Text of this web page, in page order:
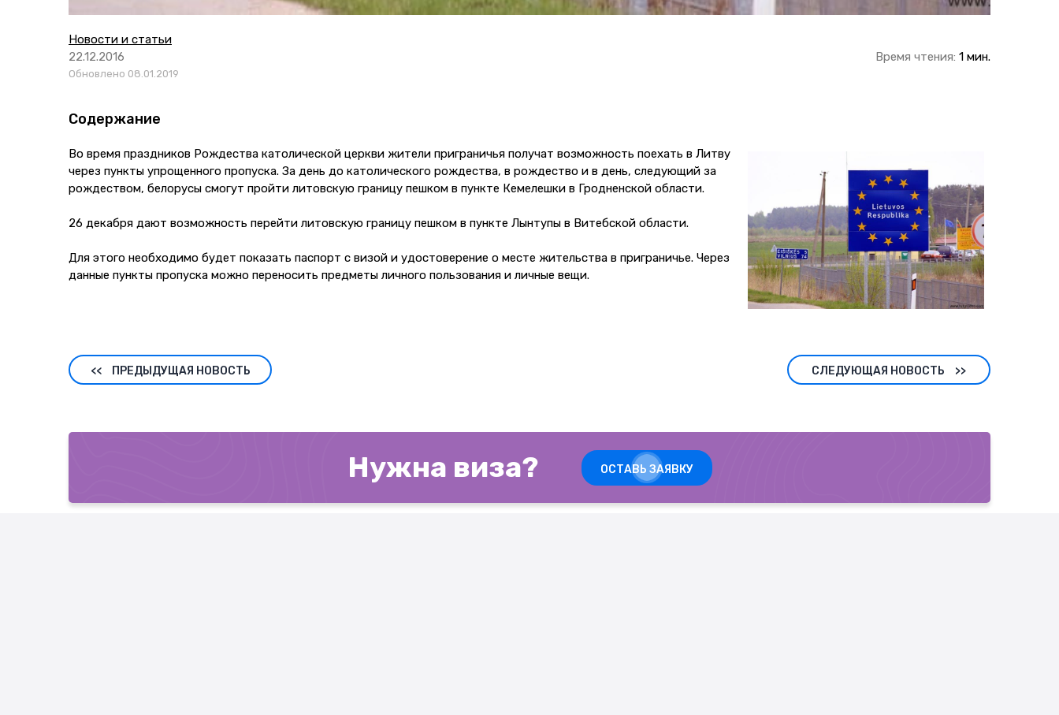
Новости и статьи
22.12.2016
Обновлено 08.01.2019
Время чтения: 1 мин.
Содержание
Во время праздников Рождества католической церкви жители приграничья получат возможность поехать в Литву
через пункты упрощенного пропуска. За день до католического рождества, в рождество и в день, следующий за
рождеством, белорусы смогут пройти литовскую границу пешком в пункте Кемелешки в Гродненской области.
26 декабря дают возможность перейти литовскую границу пешком в пункте Лынтупы в Витебской области.
Для этого необходимо будет показать паспорт с визой и удостоверение о месте жительства в приграничье. Через
данные пункты пропуска можно переносить предметы личного пользования и личные вещи.
<< ПРЕДЫДУЩАЯ НОВОСТЬ СЛЕДУЮЩАЯ НОВОСТЬ >>
Нужна виза? ОСТАВЬ ЗАЯВКУ